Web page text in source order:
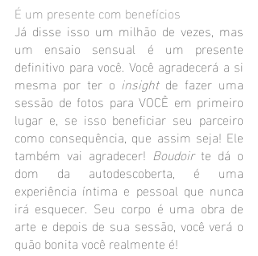
É um presente com benefícios
Já disse isso um milhão de vezes, mas
um ensaio sensual é um presente
definitivo para você. Você agradecerá a si
mesma por ter o insight de fazer uma
sessão de fotos para VOCÊ em primeiro
lugar e, se isso beneficiar seu parceiro
como consequência, que assim seja! Ele
também vai agradecer! Boudoir te dá o
dom da autodescoberta, é uma
experiência íntima e pessoal que nunca
irá esquecer. Seu corpo é uma obra de
arte e depois de sua sessão, você verá o
quão bonita você realmente é!